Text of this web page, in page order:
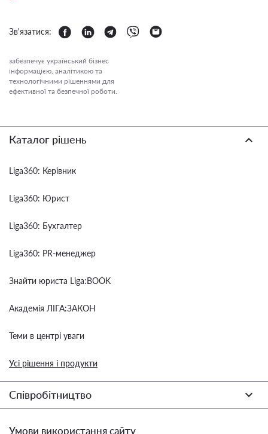
Зв'язатися:
забезпечує український бізнес
інформацією, аналітикою та
технологічними рішеннями для
ефективної та безпечної роботи.
Каталог рішень
Liga360: Керівник
Liga360: Юрист
Liga360: Бухгалтер
Liga360: PR-менеджер
Знайти юриста Liga:BOOK
Академія ЛІГА:ЗАКОН
Теми в центрі уваги
Усі рішення і продукти
Співробітництво
Умови використання сайту